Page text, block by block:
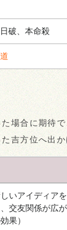
破、本命殺
場合に期待
吉方位へ出か
いアイディア
交友関係が広が
果）